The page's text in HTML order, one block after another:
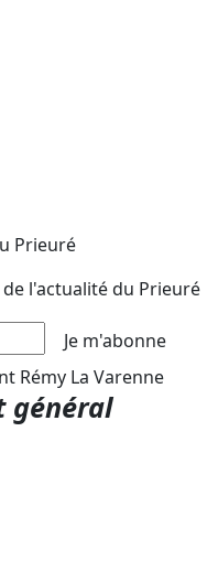
Prieuré
l'actualité du Prieuré
Je m'abonne
général